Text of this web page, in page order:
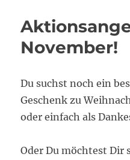
November!
Du suchst noch ein
Geschenk zu
oder einfach als
Oder Du möchtest Dir